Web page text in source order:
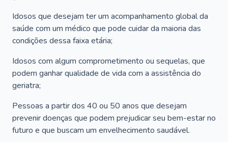
Idosos que desejam ter um acompanhamento global da
saúde com um médico que pode cuidar da maioria das
condições dessa faixa etária;
Idosos com algum comprometimento ou sequelas, que
podem ganhar qualidade de vida com a assistência do
geriatra;
Pessoas a partir dos 40 ou 50 anos que desejam
prevenir doenças que podem prejudicar seu bem-estar no
futuro e que buscam um envelhecimento saudável.